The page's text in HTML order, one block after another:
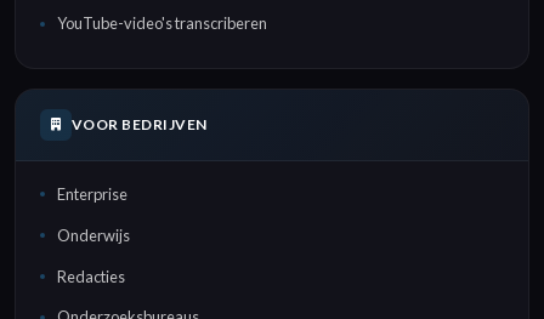
YouTube-video's transcriberen
VOOR BEDRIJVEN
Enterprise
Onderwijs
Redacties